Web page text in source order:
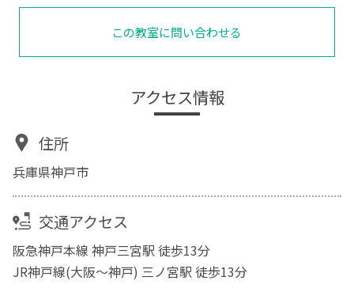
この教室に問い合わせる
アクセス情報
住所
兵庫県神戸市
交通アクセス
阪急神戸本線 神戸三宮駅 徒歩13分
JR神戸線(大阪～神戸) 三ノ宮駅 徒歩13分